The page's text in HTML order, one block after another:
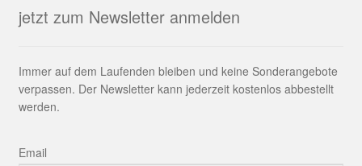
jetzt zum Newsletter anmelden
Immer auf dem Laufenden bleiben und keine Sonderangebote
verpassen. Der Newsletter kann jederzeit kostenlos abbestellt
werden.
Email